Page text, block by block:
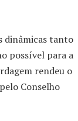
dinâmicas tanto
possível para a
rendeu o
Conselho